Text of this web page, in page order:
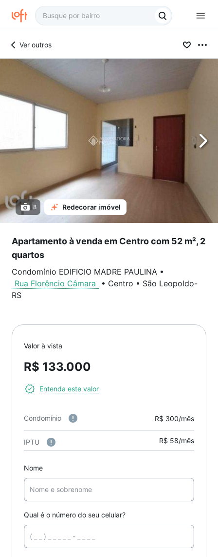
Ver outros
8 Redecorar imóvel
Apartamento à venda em Centro com 52 m², 2
quartos
Condomínio EDIFICIO MADRE PAULINA •
Rua Florêncio Câmara
• Centro • São Leopoldo-
RS
Valor à vista
R$ 133.000
Entenda este valor
Condomínio R$ 300/mês
IPTU R$ 58/mês
Nome
Qual é o número do seu celular?